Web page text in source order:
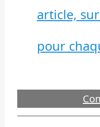
article,
pour